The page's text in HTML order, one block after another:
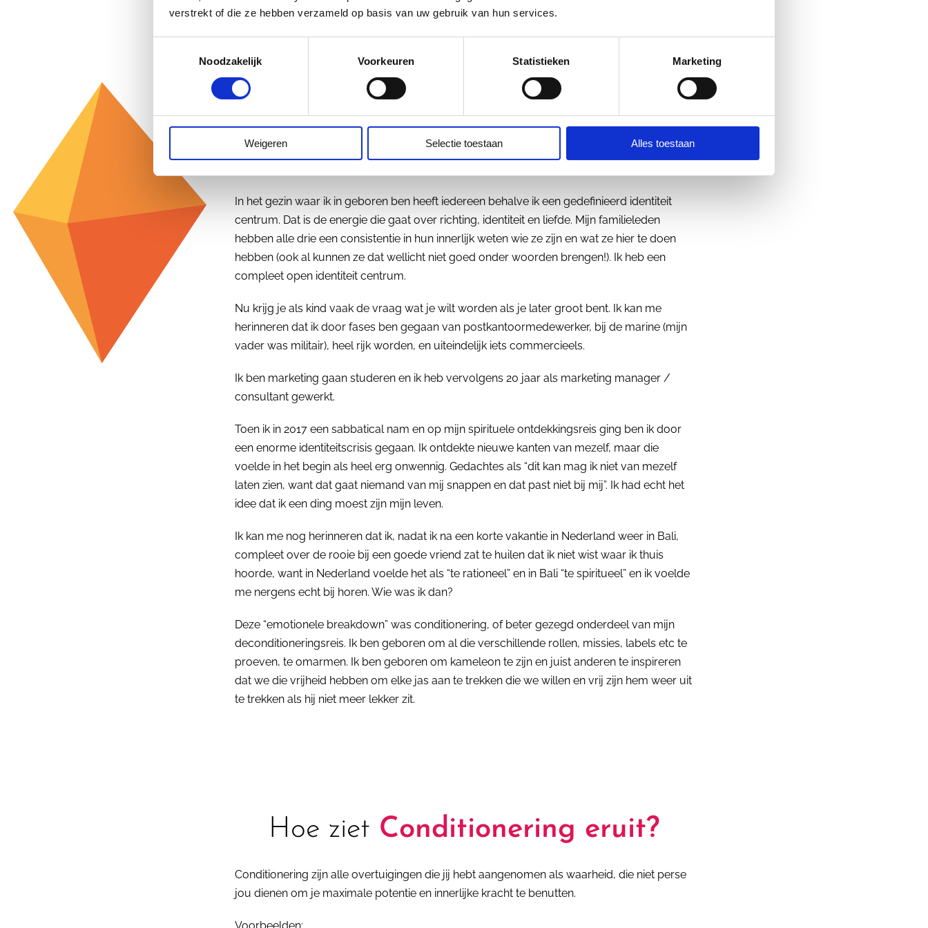
verstrekt of die ze hebben verzameld op basis van uw gebruik van hun services.
Noodzakelijk
Voorkeuren Statistieken Marketing
Weigeren Selectie toestaan Alles toestaan
Want heel simpel: alles wat in je chart ingekleurd is, is de energie die jij de wereld in stuurt
grootst. Want daar ontvang je immers de energie van anderen. En als je je daar niet van
bewust bent, dan kan je dat gaan aannemen als zijnde jouw waarheid terwijl jouw
waarheid in die open gebieden juist de diversiteit is.
In het gezin waar ik in geboren ben heeft iedereen behalve ik een gedefinieerd identiteit
centrum. Dat is de energie die gaat over richting, identiteit en liefde. Mijn familieleden
hebben alle drie een consistentie in hun innerlijk weten wie ze zijn en wat ze hier te doen
hebben (ook al kunnen ze dat wellicht niet goed onder woorden brengen!). Ik heb een
compleet open identiteit centrum.
Nu krijg je als kind vaak de vraag wat je wilt worden als je later groot bent. Ik kan me
herinneren dat ik door fases ben gegaan van postkantoormedewerker, bij de marine (mijn
vader was militair), heel rijk worden, en uiteindelijk iets commercieels.
Ik ben marketing gaan studeren en ik heb vervolgens 20 jaar als marketing manager /
consultant gewerkt.
Toen ik in 2017 een sabbatical nam en op mijn spirituele ontdekkingsreis ging ben ik door
een enorme identiteitscrisis gegaan. Ik ontdekte nieuwe kanten van mezelf, maar die
voelde in het begin als heel erg onwennig. Gedachtes als “dit kan mag ik niet van mezelf
laten zien, want dat gaat niemand van mij snappen en dat past niet bij mij”. Ik had echt het
idee dat ik een ding moest zijn mijn leven.
Ik kan me nog herinneren dat ik, nadat ik na een korte vakantie in Nederland weer in Bali,
compleet over de rooie bij een goede vriend zat te huilen dat ik niet wist waar ik thuis
hoorde, want in Nederland voelde het als “te rationeel” en in Bali “te spiritueel” en ik voelde
me nergens echt bij horen. Wie was ik dan?
Deze “emotionele breakdown” was conditionering, of beter gezegd onderdeel van mijn
deconditioneringsreis. Ik ben geboren om al die verschillende rollen, missies, labels etc te
proeven, te omarmen. Ik ben geboren om kameleon te zijn en juist anderen te inspireren
dat we die vrijheid hebben om elke jas aan te trekken die we willen en vrij zijn hem weer uit
te trekken als hij niet meer lekker zit.
Hoe ziet Conditionering eruit?
Conditionering zijn alle overtuigingen die jij hebt aangenomen als waarheid, die niet perse
jou dienen om je maximale potentie en innerlijke kracht te benutten.
Voorbeelden: